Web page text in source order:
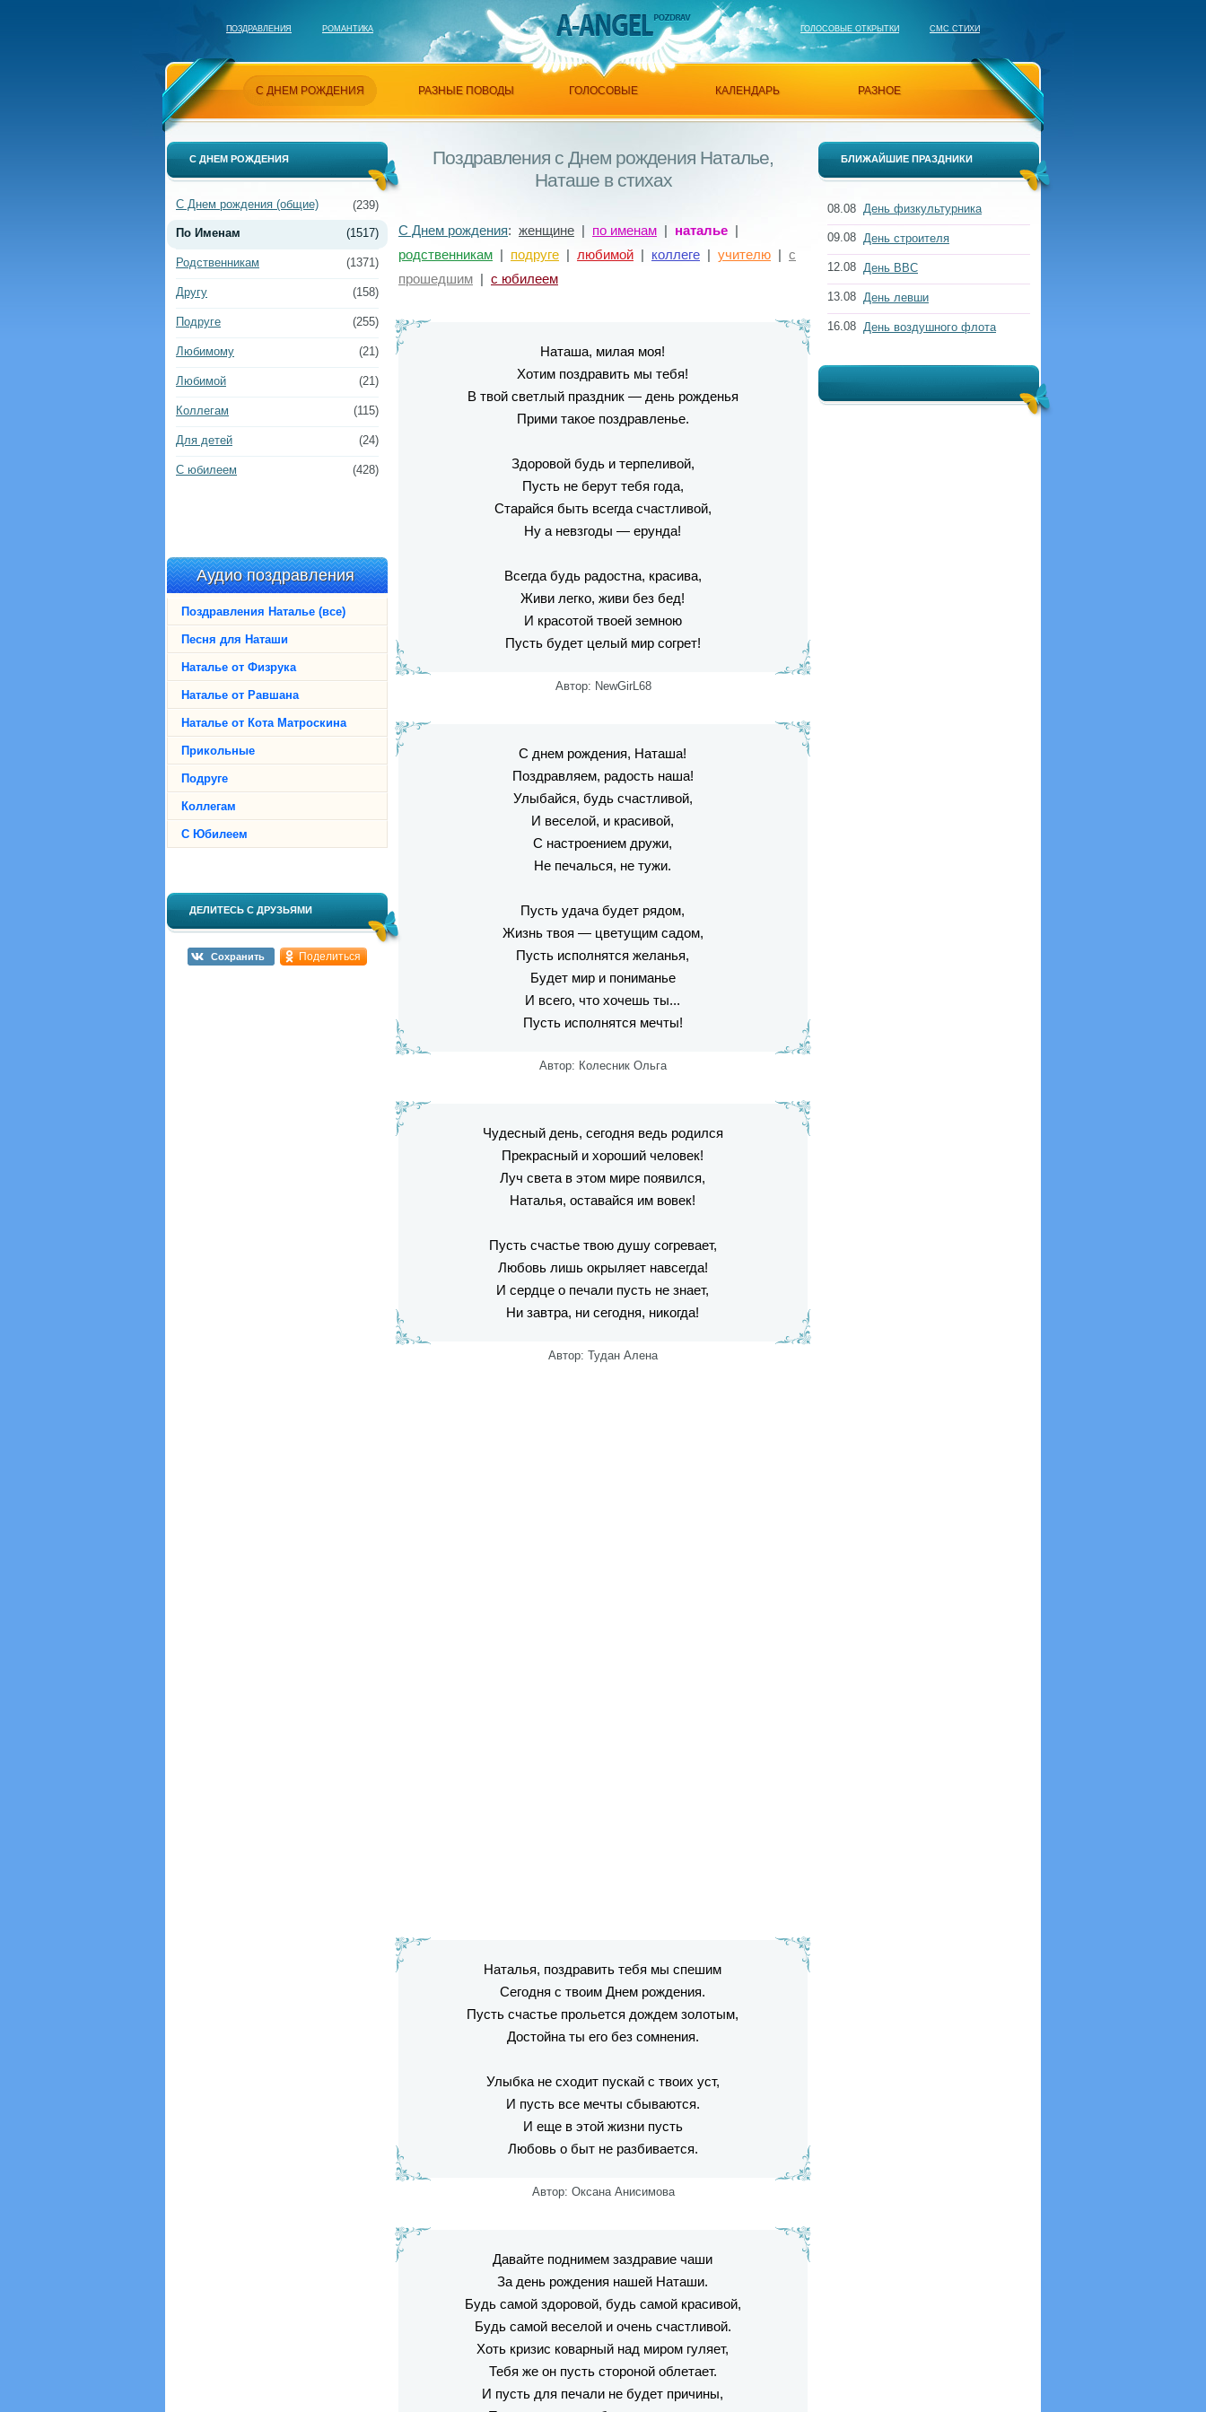
ПОЗДРАВЛЕНИЯ РОМАНТИКА ГОЛОСОВЫЕ ОТКРЫТКИ СМС СТИХИ
С ДНЕМ РОЖДЕНИЯ РАЗНЫЕ ПОВОДЫ ГОЛОСОВЫЕ КАЛЕНДАРЬ РАЗНОЕ
Поздравления с Днем рождения Наталье,
Наташе в стихах
С Днем рождения: женщине | по именам | наталье |
родственникам | подруге | любимой | коллеге | учителю | с
прошедшим | с юбилеем
Наташа, милая моя!
Хотим поздравить мы тебя!
В твой светлый праздник — день рожденья
Прими такое поздравленье.
Здоровой будь и терпеливой,
Пусть не берут тебя года,
Старайся быть всегда счастливой,
Ну а невзгоды — ерунда!
Всегда будь радостна, красива,
Живи легко, живи без бед!
И красотой твоей земною
Пусть будет целый мир согрет!
Автор: NewGirL68
С днем рождения, Наташа!
Поздравляем, радость наша!
Улыбайся, будь счастливой,
И веселой, и красивой,
С настроением дружи,
Не печалься, не тужи.
Пусть удача будет рядом,
Жизнь твоя — цветущим садом,
Пусть исполнятся желанья,
Будет мир и пониманье
И всего, что хочешь ты...
Пусть исполнятся мечты!
Автор: Колесник Ольга
Чудесный день, сегодня ведь родился
Прекрасный и хороший человек!
Луч света в этом мире появился,
Наталья, оставайся им вовек!
Пусть счастье твою душу согревает,
Любовь лишь окрыляет навсегда!
И сердце о печали пусть не знает,
Ни завтра, ни сегодня, никогда!
Автор: Тудан Алена
Наталья, поздравить тебя мы спешим
Сегодня с твоим Днем рождения.
Пусть счастье прольется дождем золотым,
Достойна ты его без сомнения.
Улыбка не сходит пускай с твоих уст,
И пусть все мечты сбываются.
И еще в этой жизни пусть
Любовь о быт не разбивается.
Автор: Оксана Анисимова
Давайте поднимем заздравие чаши
За день рождения нашей Наташи.
Будь самой здоровой, будь самой красивой,
Будь самой веселой и очень счастливой.
Хоть кризис коварный над миром гуляет,
Тебя же он пусть стороной облетает.
И пусть для печали не будет причины,
С ДНЕМ РОЖДЕНИЯ
(239)
С Днем рождения (общие)
(1517)
По Именам
(1371)
Родственникам
(158)
Другу
(255)
Подруге
(21)
Любимому
(21)
Любимой
(115)
Коллегам
(24)
Для детей
(428)
С юбилеем
Аудио поздравления
Поздравления Наталье (все)
Песня для Наташи
Наталье от Физрука
Наталье от Равшана
Наталье от Кота Матроскина
Прикольные
Подруге
Коллегам
С Юбилеем
ДЕЛИТЕСЬ С ДРУЗЬЯМИ
Сохранить Поделиться
БЛИЖАЙШИЕ ПРАЗДНИКИ
08.08 День физкультурника
09.08 День строителя
12.08 День ВВС
13.08 День левши
16.08 День воздушного флота